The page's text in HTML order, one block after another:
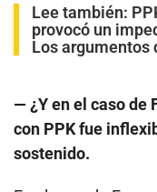
Lee también:
provocó un
Los argumentos
— ¿Y en el caso de
con PPK fue
sostenido.